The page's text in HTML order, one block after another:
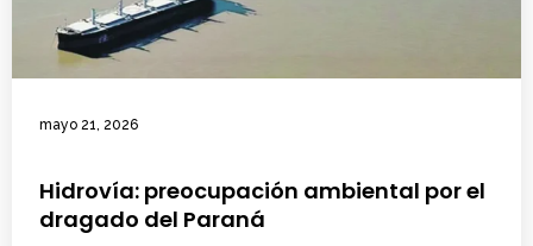
mayo 21, 2026
Hidrovía: preocupación ambiental por el
dragado del Paraná